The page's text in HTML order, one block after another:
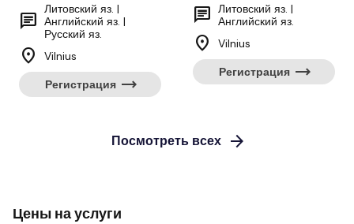
chat
Литовский яз. |
Английский яз. |
Русский яз.
location_on
Vilnius
Регистрация trending_flat
chat Литовский яз. |
Английский яз.
location_on
Vilnius
Регистрация trending_flat
Посмотреть всех arrow_forward
Цены на услуги